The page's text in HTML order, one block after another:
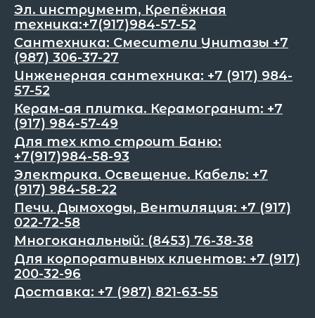
Эл. инструмент, Крепёжная
техника:+7(917)984-57-52
Сантехника: Смесители Унитазы +7
(987) 306-37-27
Инженерная сантехника: +7 (917) 984-
57-52
Керам-ая плитка. Керамогранит: +7
(917) 984-57-49
Для тех кто строит Баню:
+7(917)984-58-93
Электрика. Освещение. Кабель: +7
(917) 984-58-22
Печи. Дымоходы, Вентиляция: +7 (917)
022-72-58
Многоканальный: (8453) 76-38-38
Для корпоративных клиентов: +7 (917)
200-32-96
Доставка: +7 (987) 821-63-55